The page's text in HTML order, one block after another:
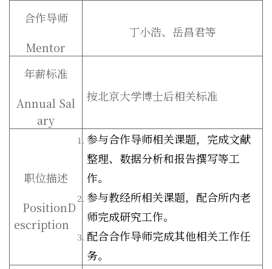
合作导师
Mentor
丁小浩、岳昌君等
年薪标准
Annual Sal
ary
按北京大学博士后相关标准
职位描述
PositionD
escription
参与合作导师相关课题，完成文献
整理、数据分析和报告撰写等工
作。
参与教经所相关课题，配合所内老
师完成研究工作。
配合合作导师完成其他相关工作任
务。